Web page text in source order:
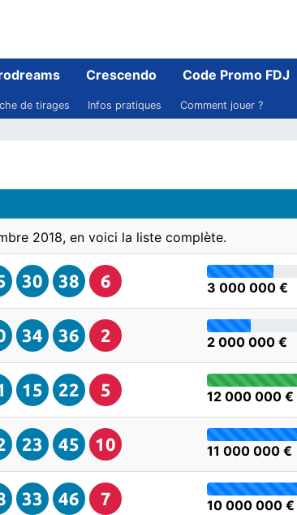
Crescendo Code Promo FDJ
de tirages Infos pratiques
Comment jouer ?
2018, en voici la liste complète.
30 38 6 3 000 000 €
34 36 2 2 000 000 €
15 22 5 12 000 000 €
23 45 10 11 000 000 €
33 46 7 10 000 000 €